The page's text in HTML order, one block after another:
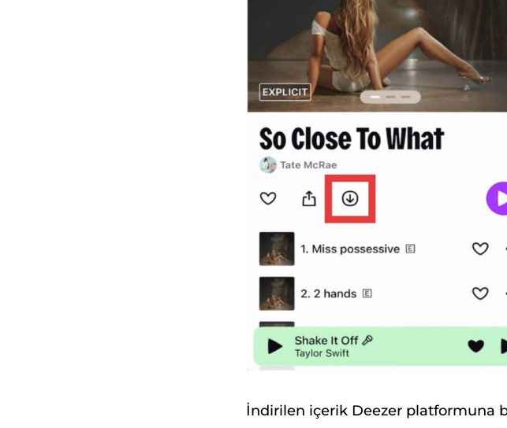
İndirilen içerik Deezer platformuna